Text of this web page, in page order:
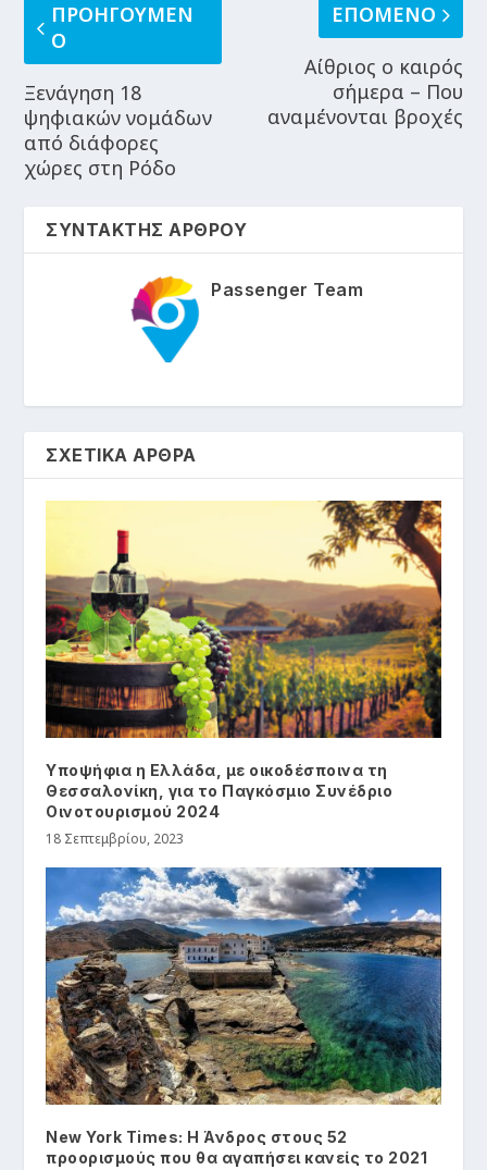
ΠΡΟΗΓΟΥΜΕΝ
Ο
Ξενάγηση 18
ψηφιακών νομάδων
από διάφορες
χώρες στη Ρόδο
ΕΠΟΜΕΝΟ
Αίθριος ο καιρός
σήμερα – Που
αναμένονται βροχές
ΣΥΝΤΑΚΤΗΣ ΑΡΘΡΟΥ
Passenger Team
ΣΧΕΤΙΚΑ ΑΡΘΡΑ
Υποψήφια η Ελλάδα, με οικοδέσποινα τη
Θεσσαλονίκη, για το Παγκόσμιο Συνέδριο
Οινοτουρισμού 2024
18 Σεπτεμβρίου, 2023
New York Times: Η Άνδρος στους 52
προορισμούς που θα αγαπήσει κανείς το 2021